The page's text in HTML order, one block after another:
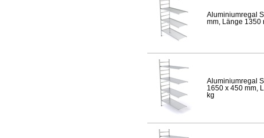
Aluminiumregal
mm, Länge 1350
Aluminiumregal
1650 x 450 mm,
kg